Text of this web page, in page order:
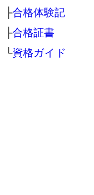
├合格体験記
├合格証書
└資格ガイド